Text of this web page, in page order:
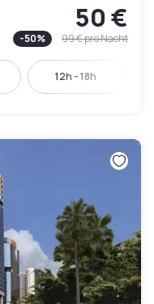
50 €
-50% 99 €pro Nacht
12h - 18h